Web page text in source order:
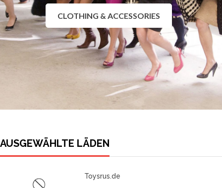
CLOTHING & ACCESSORIES
AUSGEWÄHLTE LÄDEN
Toysrus.de